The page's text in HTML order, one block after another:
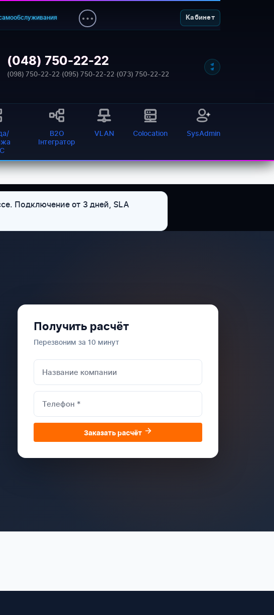
Кабинет
(048) 750-22-22
(098) 750-22-22·(095) 750-22-22·(073) 750-22-22
B2O
Інтегратор
VLAN Colocation SysAdmin
Подключение от 3 дней, SLA
Получить расчёт
Перезвоним за 10 минут
Заказать расчёт